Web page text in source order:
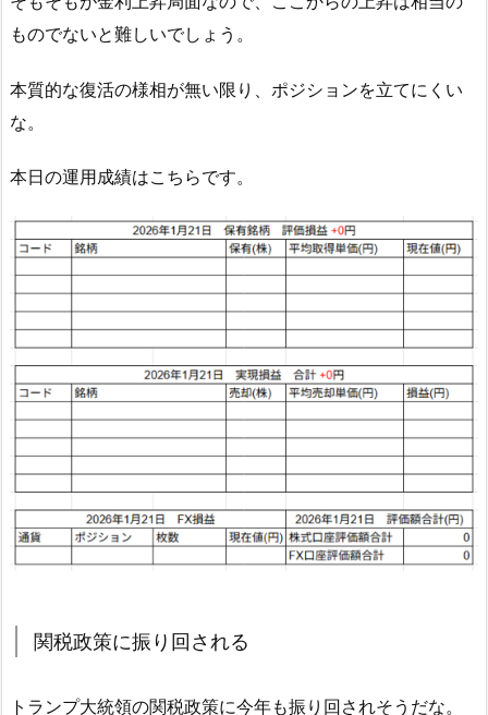
ものでないと難しいでしょう。
本質的な復活の様相が無い限り、ポジションを立てにくい
な。
本日の運用成績はこちらです。
関税政策に振り回される
トランプ大統領の関税政策に今年も振り回されそうだな。